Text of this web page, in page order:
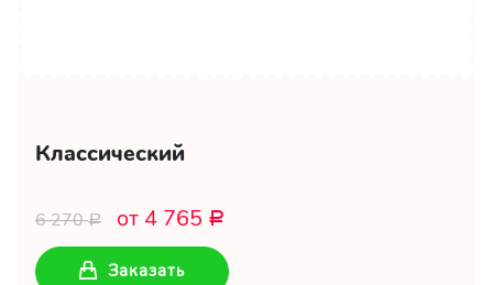
Классический
6 270Р от 4 765 Р
Заказать